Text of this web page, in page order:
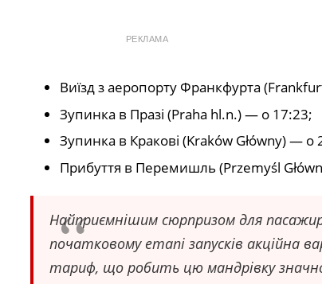
РЕКЛАМА
Виїзд з аеропорту Франкфурта
Зупинка в Празі (Praha hl.n.) — о 17:23;
Зупинка в Кракові (Kraków Główny) — о
Прибуття в Перемишль (Przemyśl
Найприємнішим сюрпризом для
початковому етапі запусків акційна
тариф, що робить цю мандрівку